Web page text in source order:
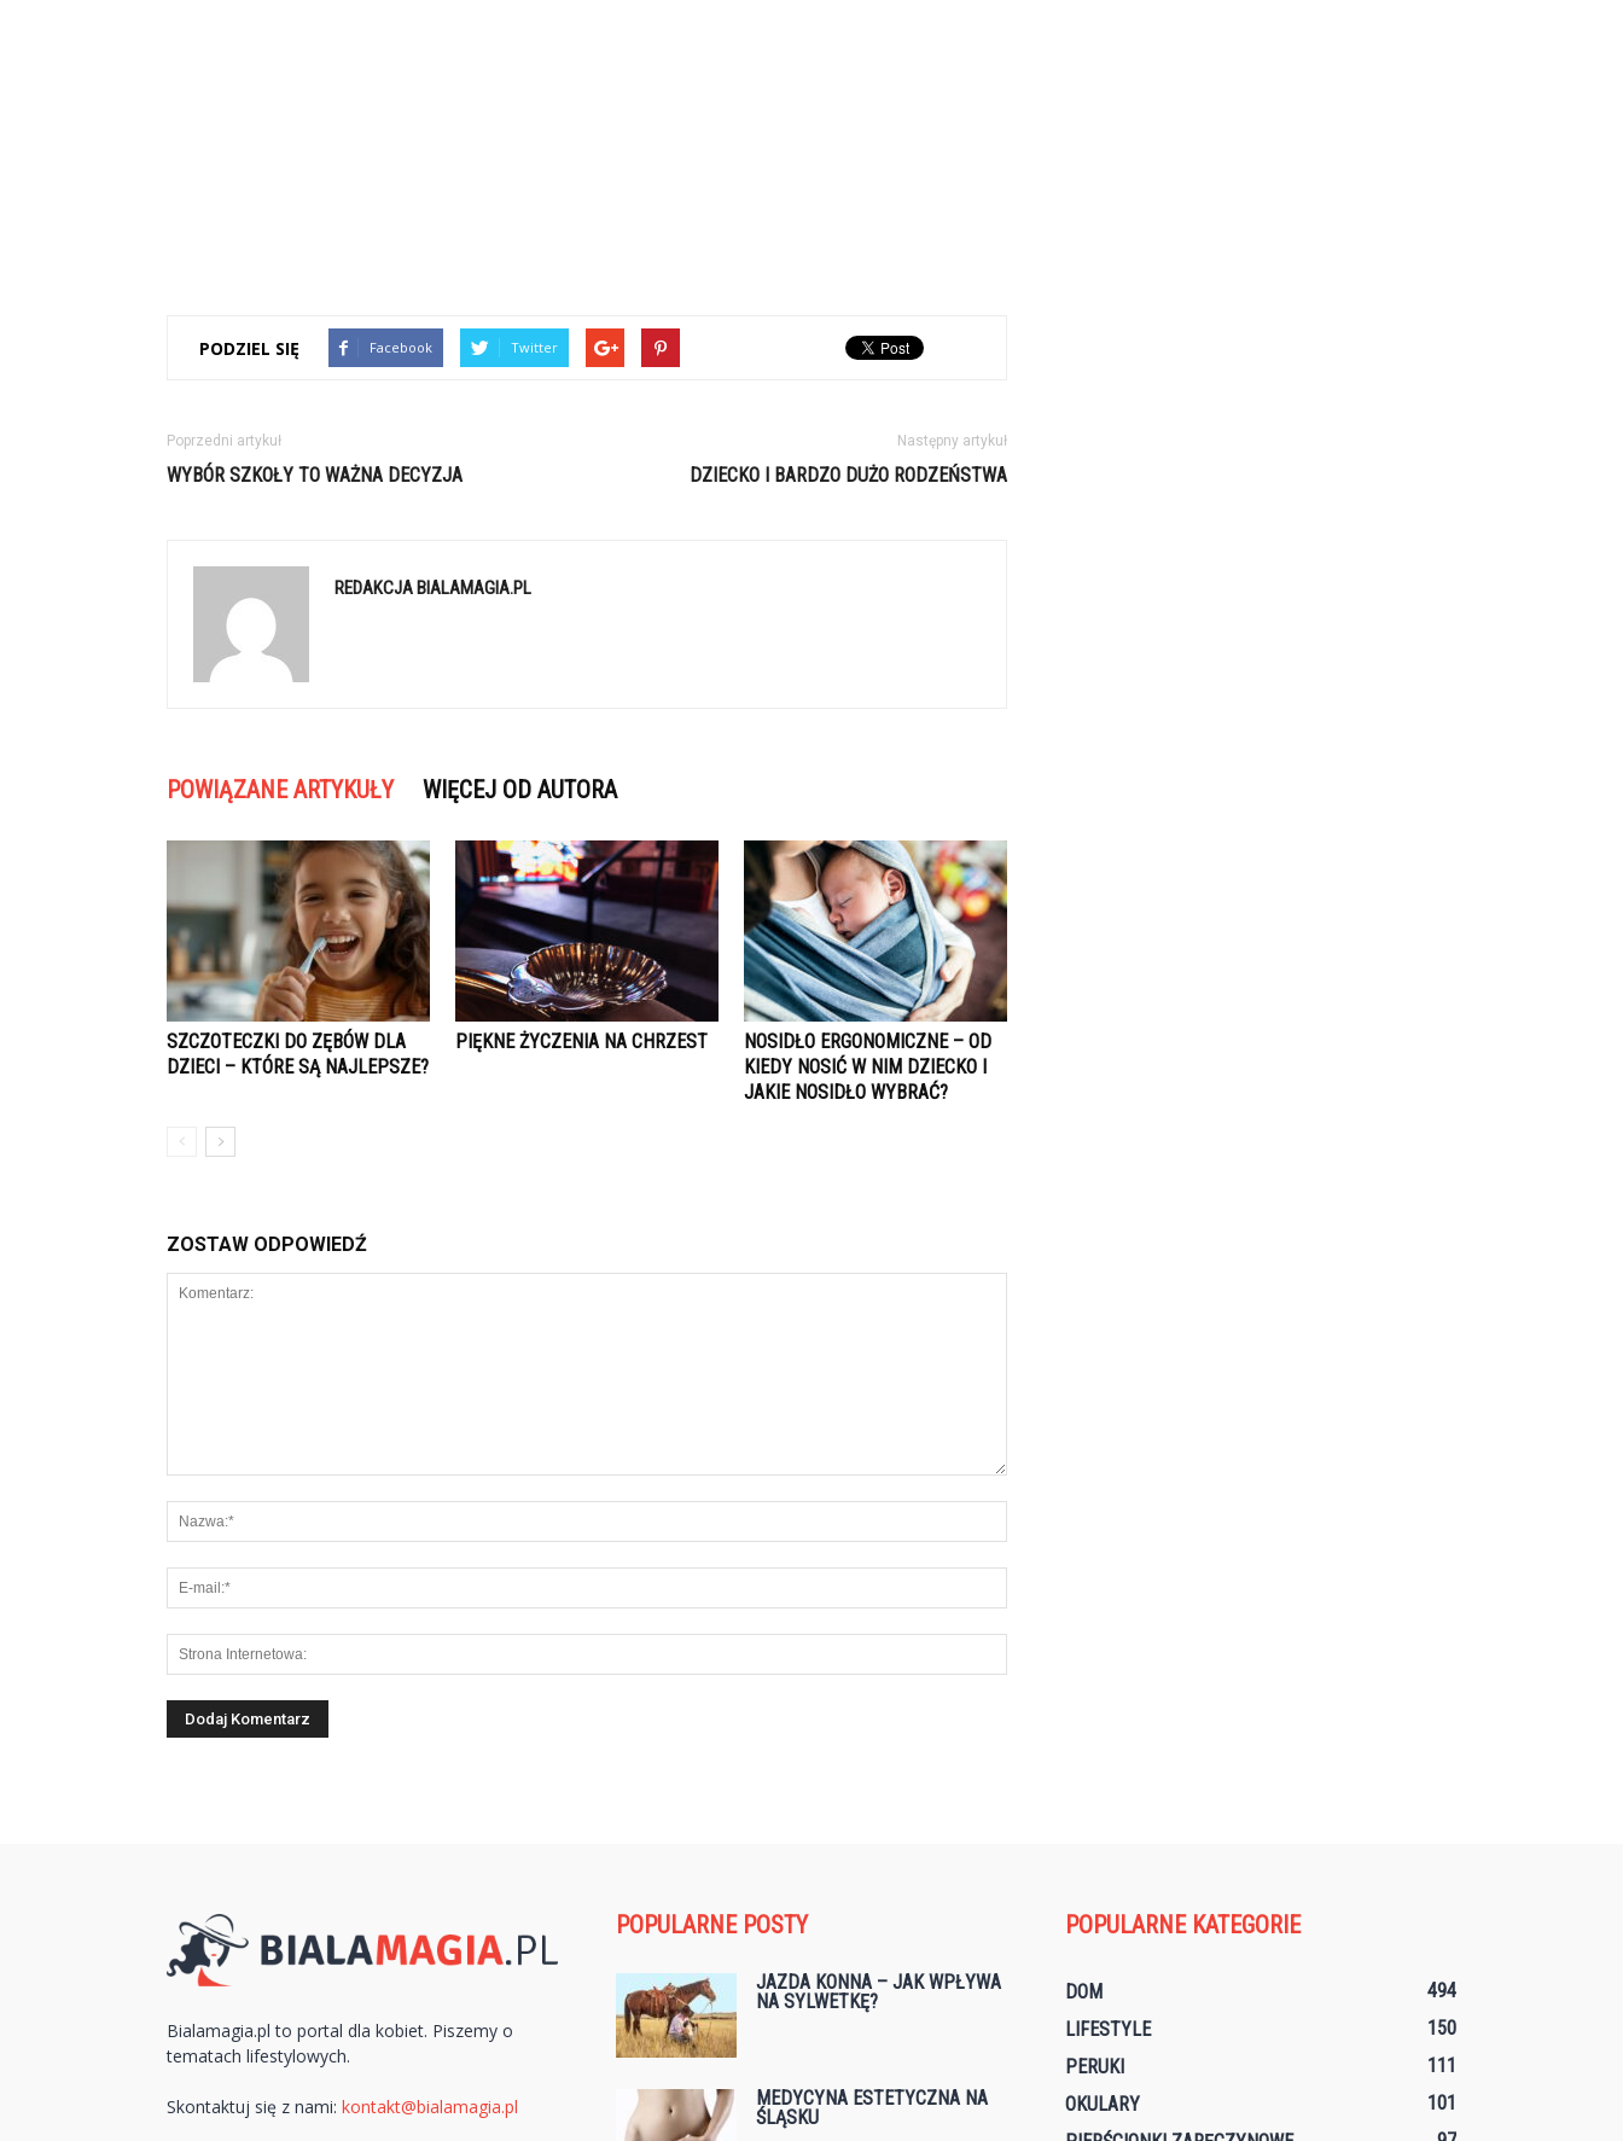
PODZIEL SIĘ Facebook Twitter
Poprzedni artykuł
WYBÓR SZKOŁY TO WAŻNA DECYZJA
Następny artykuł
DZIECKO I BARDZO DUŻO RODZEŃSTWA
REDAKCJA BIALAMAGIA.PL
POWIĄZANE ARTYKUŁY WIĘCEJ OD AUTORA
SZCZOTECZKI DO ZĘBÓW DLA
DZIECI – KTÓRE SĄ NAJLEPSZE?
PIĘKNE ŻYCZENIA NA CHRZEST
NOSIDŁO ERGONOMICZNE – OD
KIEDY NOSIĆ W NIM DZIECKO I
JAKIE NOSIDŁO WYBRAĆ?
ZOSTAW ODPOWIEDŹ
Bialamagia.pl to portal dla kobiet. Piszemy o
tematach lifestylowych.
Skontaktuj się z nami: kontakt@bialamagia.pl
POPULARNE POSTY
JAZDA KONNA – JAK WPŁYWA
NA SYLWETKĘ?
MEDYCYNA ESTETYCZNA NA
ŚLĄSKU
POPULARNE KATEGORIE
DOM
494
LIFESTYLE
150
PERUKI
111
OKULARY
101